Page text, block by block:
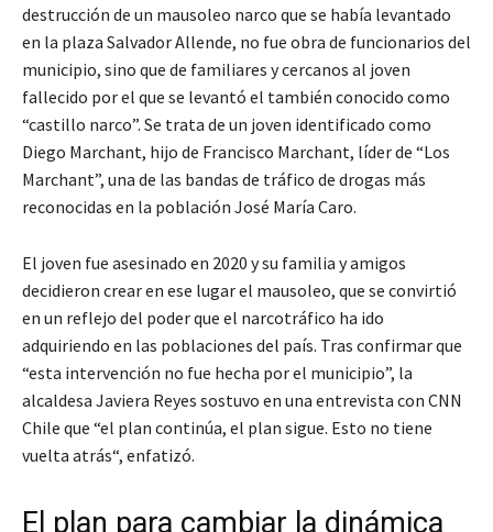
destrucción de un mausoleo narco que se había levantado
en la plaza Salvador Allende, no fue obra de funcionarios del
municipio, sino que de familiares y cercanos al joven
fallecido por el que se levantó el también conocido como
“castillo narco”. Se trata de un joven identificado como
Diego Marchant, hijo de Francisco Marchant, líder de “Los
Marchant”, una de las bandas de tráfico de drogas más
reconocidas en la población José María Caro.
El joven fue asesinado en 2020 y su familia y amigos
decidieron crear en ese lugar el mausoleo, que se convirtió
en un reflejo del poder que el narcotráfico ha ido
adquiriendo en las poblaciones del país. Tras confirmar que
“esta intervención no fue hecha por el municipio”, la
alcaldesa Javiera Reyes sostuvo en una entrevista con CNN
Chile que “el plan continúa, el plan sigue. Esto no tiene
vuelta atrás“, enfatizó.
El plan para cambiar la dinámica